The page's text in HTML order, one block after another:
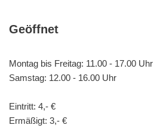
Geöffnet
Montag bis Freitag: 11.00 - 17.00 Uhr
Samstag: 12.00 - 16.00 Uhr
Eintritt: 4,- €
Ermäßigt: 3,- €